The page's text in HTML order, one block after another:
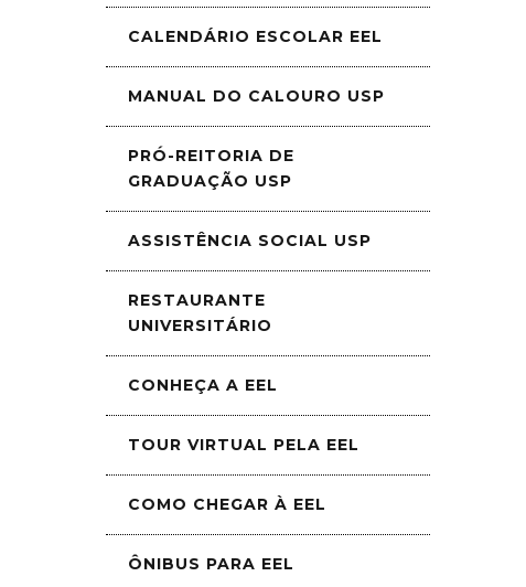
CALENDÁRIO ESCOLAR EEL
MANUAL DO CALOURO USP
PRÓ-REITORIA DE
GRADUAÇÃO USP
ASSISTÊNCIA SOCIAL USP
RESTAURANTE
UNIVERSITÁRIO
CONHEÇA A EEL
TOUR VIRTUAL PELA EEL
COMO CHEGAR À EEL
ÔNIBUS PARA EEL